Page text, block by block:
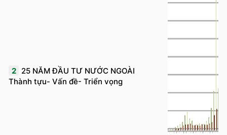
2
25 NĂM ĐẦU TƯ NƯỚC NGOÀI
Thành tựu- Vấn đề- Triển vọng